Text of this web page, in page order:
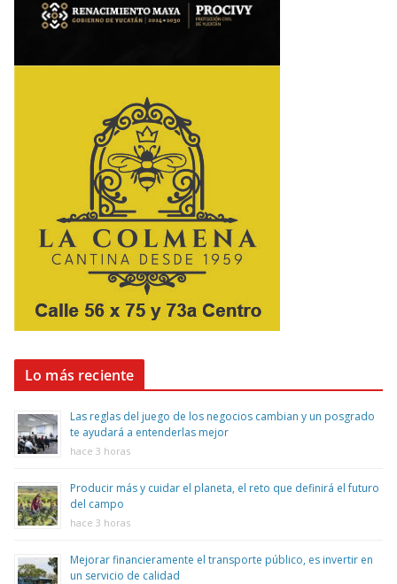
Lo más reciente
Las reglas del juego de los negocios cambian y un posgrado
te ayudará a entenderlas mejor
hace 3 horas
Producir más y cuidar el planeta, el reto que definirá el futuro
del campo
hace 3 horas
Mejorar financieramente el transporte público, es invertir en
un servicio de calidad